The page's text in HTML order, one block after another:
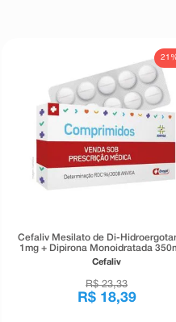
Cefaliv Mesilato de Di-
1mg + Dipirona Monoidratada
Cafeína 100mg 12 Comprimidos
Cefaliv
R$ 23,33
R$ 18,39